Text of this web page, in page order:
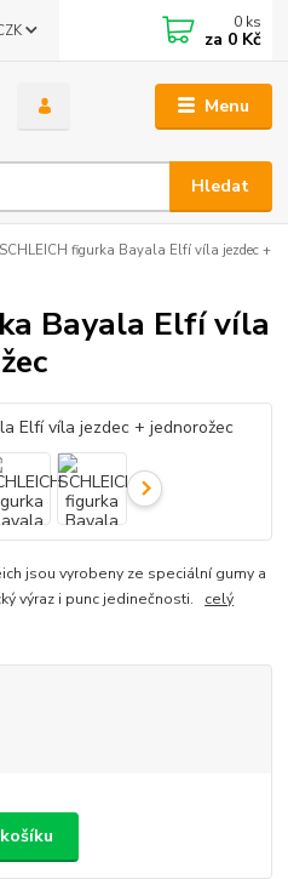
Menu
Hledat
0 ks
za 0 Kč
SCHLEICH figurka Bayala Elfí víla jezdec +
Bayala Elfí víla
jsou vyrobeny ze speciální gumy a
výraz i punc jedinečnosti. celý